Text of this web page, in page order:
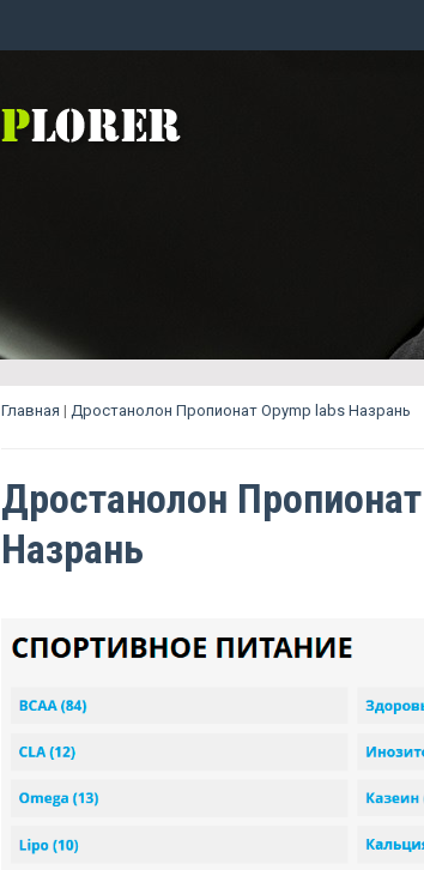
Главная | Дростанолон Пропионат Opymp labs Назрань
Дростанолон
Назрань